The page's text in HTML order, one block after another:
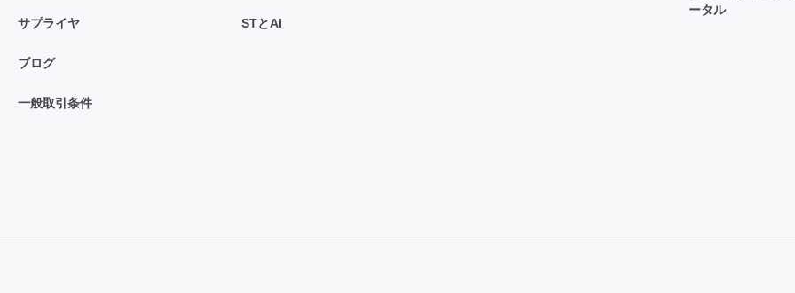
サプライヤ
ブログ
一般取引条件
STとAI
ータル